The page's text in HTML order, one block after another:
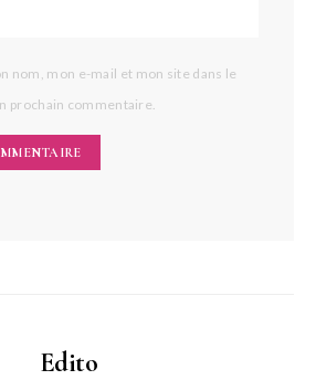
nom, mon e-mail et mon site dans le
prochain commentaire.
Edito